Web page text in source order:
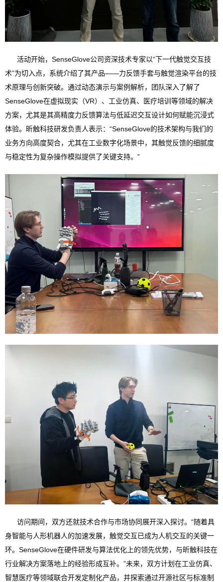
活动开始，SenseGlove公司资深技术专家以“下一代触觉交互技
术”为切入点，系统介绍了其产品——力反馈手套与触觉渲染平台的技
术原理与创新突破。通过动态演示与案例解析，团队深入了解了
SenseGlove在虚拟现实（VR）、工业仿真、医疗培训等领域的解决
方案，尤其是其高精度力反馈算法与低延迟交互设计如何赋能沉浸式
体验。昕触科技研发负责人表示：“SenseGlove的技术架构与我们的
业务方向高度契合，尤其在工业数字化场景中，其触觉反馈的细腻度
与稳定性为复杂操作模拟提供了关键支持。”
访问期间，双方还就技术合作与市场协同展开深入探讨。“随着具
身智能与人形机器人的加速发展，触觉交互已成为人机交互的关键一
环。SenseGlove在硬件研发与算法优化上的领先优势，与昕触科技在
行业解决方案落地上的经验形成互补。”未来，双方计划在工业仿真、
智慧医疗等领域联合开发定制化产品，并探索通过开源社区与标准制